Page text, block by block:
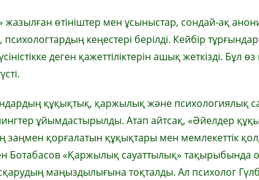
жазылған өтініштер мен ұсыныстар, сондай-ақ
кеңестері берілді. Кейбір
деген қажеттіліктерін ашық жеткізді.
құқықтық, қаржылық және психологиялық
ұйымдастырылды. Атап айтсақ, «Әйелдер
заңмен қорғалатын құқықтары мен мемлекеттік
Ботабасов «Қаржылық сауаттылық» тақырыбында
маңыздылығына тоқталды. Ал психолог